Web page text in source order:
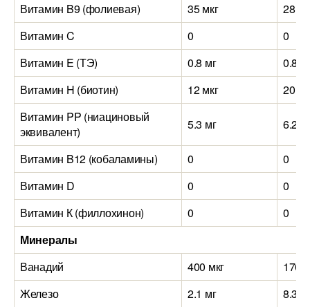
Витамин B9 (фолиевая)
35 мкг
28
Витамин C
0
0
Витамин E (ТЭ)
0.8 мг
0.8
Витамин H (биотин)
12 мкг
20
Витамин PP (ниациновый
эквивалент)
5.3 мг 6.2
Витамин B12 (кобаламины) 0
0
Витамин D
0
0
Витамин К (филлохинон)
0
0
Минералы
Ванадий
400 мкг
170
Железо
2.1 мг
8.3